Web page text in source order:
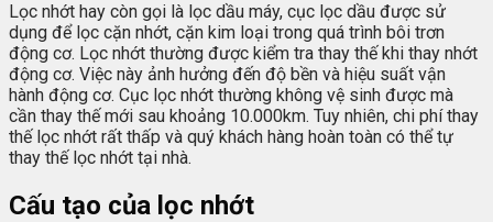
Lọc nhớt hay còn gọi là lọc dầu máy, cục lọc dầu được sử
dụng để lọc cặn nhớt, cặn kim loại trong quá trình bôi trơn
động cơ. Lọc nhớt thường được kiểm tra thay thế khi thay nhớt
động cơ. Việc này ảnh hưởng đến độ bền và hiệu suất vận
hành động cơ. Cục lọc nhớt thường không vệ sinh được mà
cần thay thế mới sau khoảng 10.000km. Tuy nhiên, chi phí thay
thế lọc nhớt rất thấp và quý khách hàng hoàn toàn có thể tự
thay thế lọc nhớt tại nhà.
Cấu tạo của lọc nhớt